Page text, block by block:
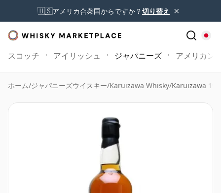
🇺🇸アメリカ合衆国からですか？切り替え ×
スコッチ アイリッシュ ジャパニーズ アメリカン
ホーム/ジャパニーズウイスキー/Karuizawa Whisky/Karuizawa